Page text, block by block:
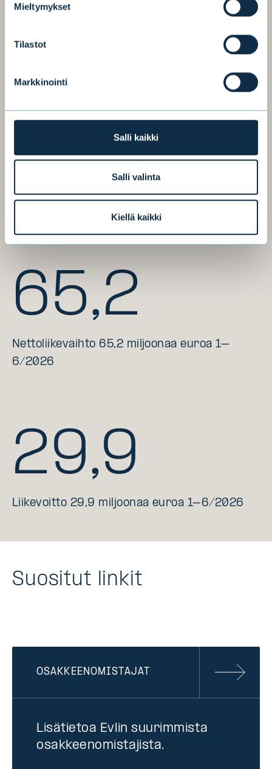
Mieltymykset
Tilastot
Markkinointi
Salli kaikki
Salli valinta
Kiellä kaikki
Hallinnoitavat asiakasvarat 22,6 miljardia
3.
Kolmanneksi suurin rahastoyhtiö Suomessa
65,2
Nettoliikevaihto 65,2 miljoonaa euroa 1–
6/2026
29,9
Liikevoitto 29,9 miljoonaa euroa 1–6/2026
Suositut linkit
OSAKKEENOMISTAJAT
Lisätietoa Evlin suurimmista
osakkeenomistajista.